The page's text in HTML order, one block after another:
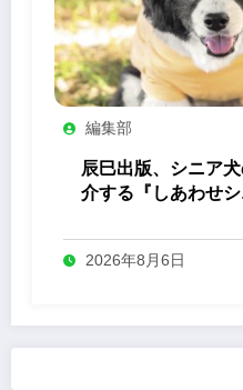
編集部
辰巳出版、シニア
介する『しあわせ
2026年8月6日